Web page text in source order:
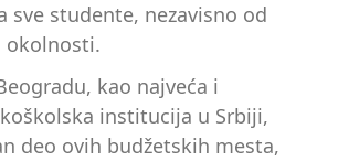
sve studente, nezavisno od
okolnosti.
kao najveća i
institucija u Srbiji,
deo ovih budžetskih mesta,